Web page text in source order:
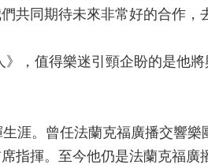
共同期待未來非常好的合作，
，值得樂迷引頸企盼的是他
涯。曾任法蘭克福廣播交響
指揮。至今他仍是法蘭克福